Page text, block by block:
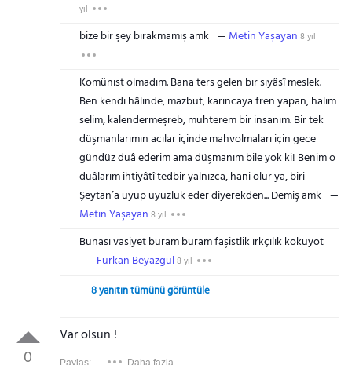
yıl
bize bir şey bırakmamış amk Metin Yaşayan 8 yıl
Komünist olmadım. Bana ters gelen bir siyâsî meslek.
Ben kendi hâlinde, mazbut, karıncaya fren yapan, halim
selim, kalendermeşreb, muhterem bir insanım. Bir tek
düşmanlarımın acılar içinde mahvolmaları için gece
gündüz duâ ederim ama düşmanım bile yok ki! Benim o
duâlarım ihtiyâtî tedbir yalnızca, hani olur ya, biri
Şeytan’a uyup uyuzluk eder diyerekden... Demiş amk
Metin Yaşayan 8 yıl
Bunası vasiyet buram buram faşistlik ırkçılık kokuyot
Furkan Beyazgul8 yıl
8 yanıtın tümünü görüntüle
0
Var olsun !
Paylaş: Daha fazla